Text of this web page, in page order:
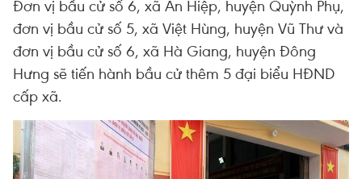
Đơn vị bầu cử số 6, xã An Hiệp, huyện Quỳnh Phụ,
đơn vị bầu cử số 5, xã Việt Hùng, huyện Vũ Thư và
đơn vị bầu cử số 6, xã Hà Giang, huyện Đông
Hưng sẽ tiến hành bầu cử thêm 5 đại biểu HĐND
cấp xã.